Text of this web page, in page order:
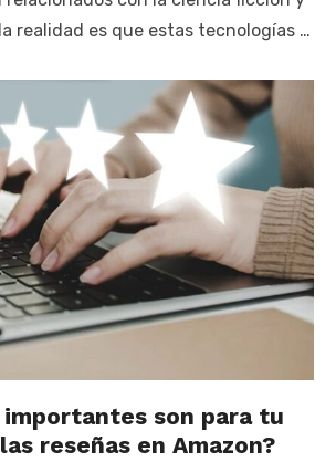
realidad es que estas tecnologías …
importantes son para tu
reseñas en Amazon?